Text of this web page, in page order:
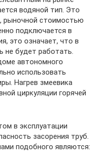
водяной тип. Это
рыночной стоимостью
подключается в
это означает, что в
не будет работать.
автономного
использовать
Нагрев змеевика
циркуляции горячей
в эксплуатации
засорения труб.
подобного являются: